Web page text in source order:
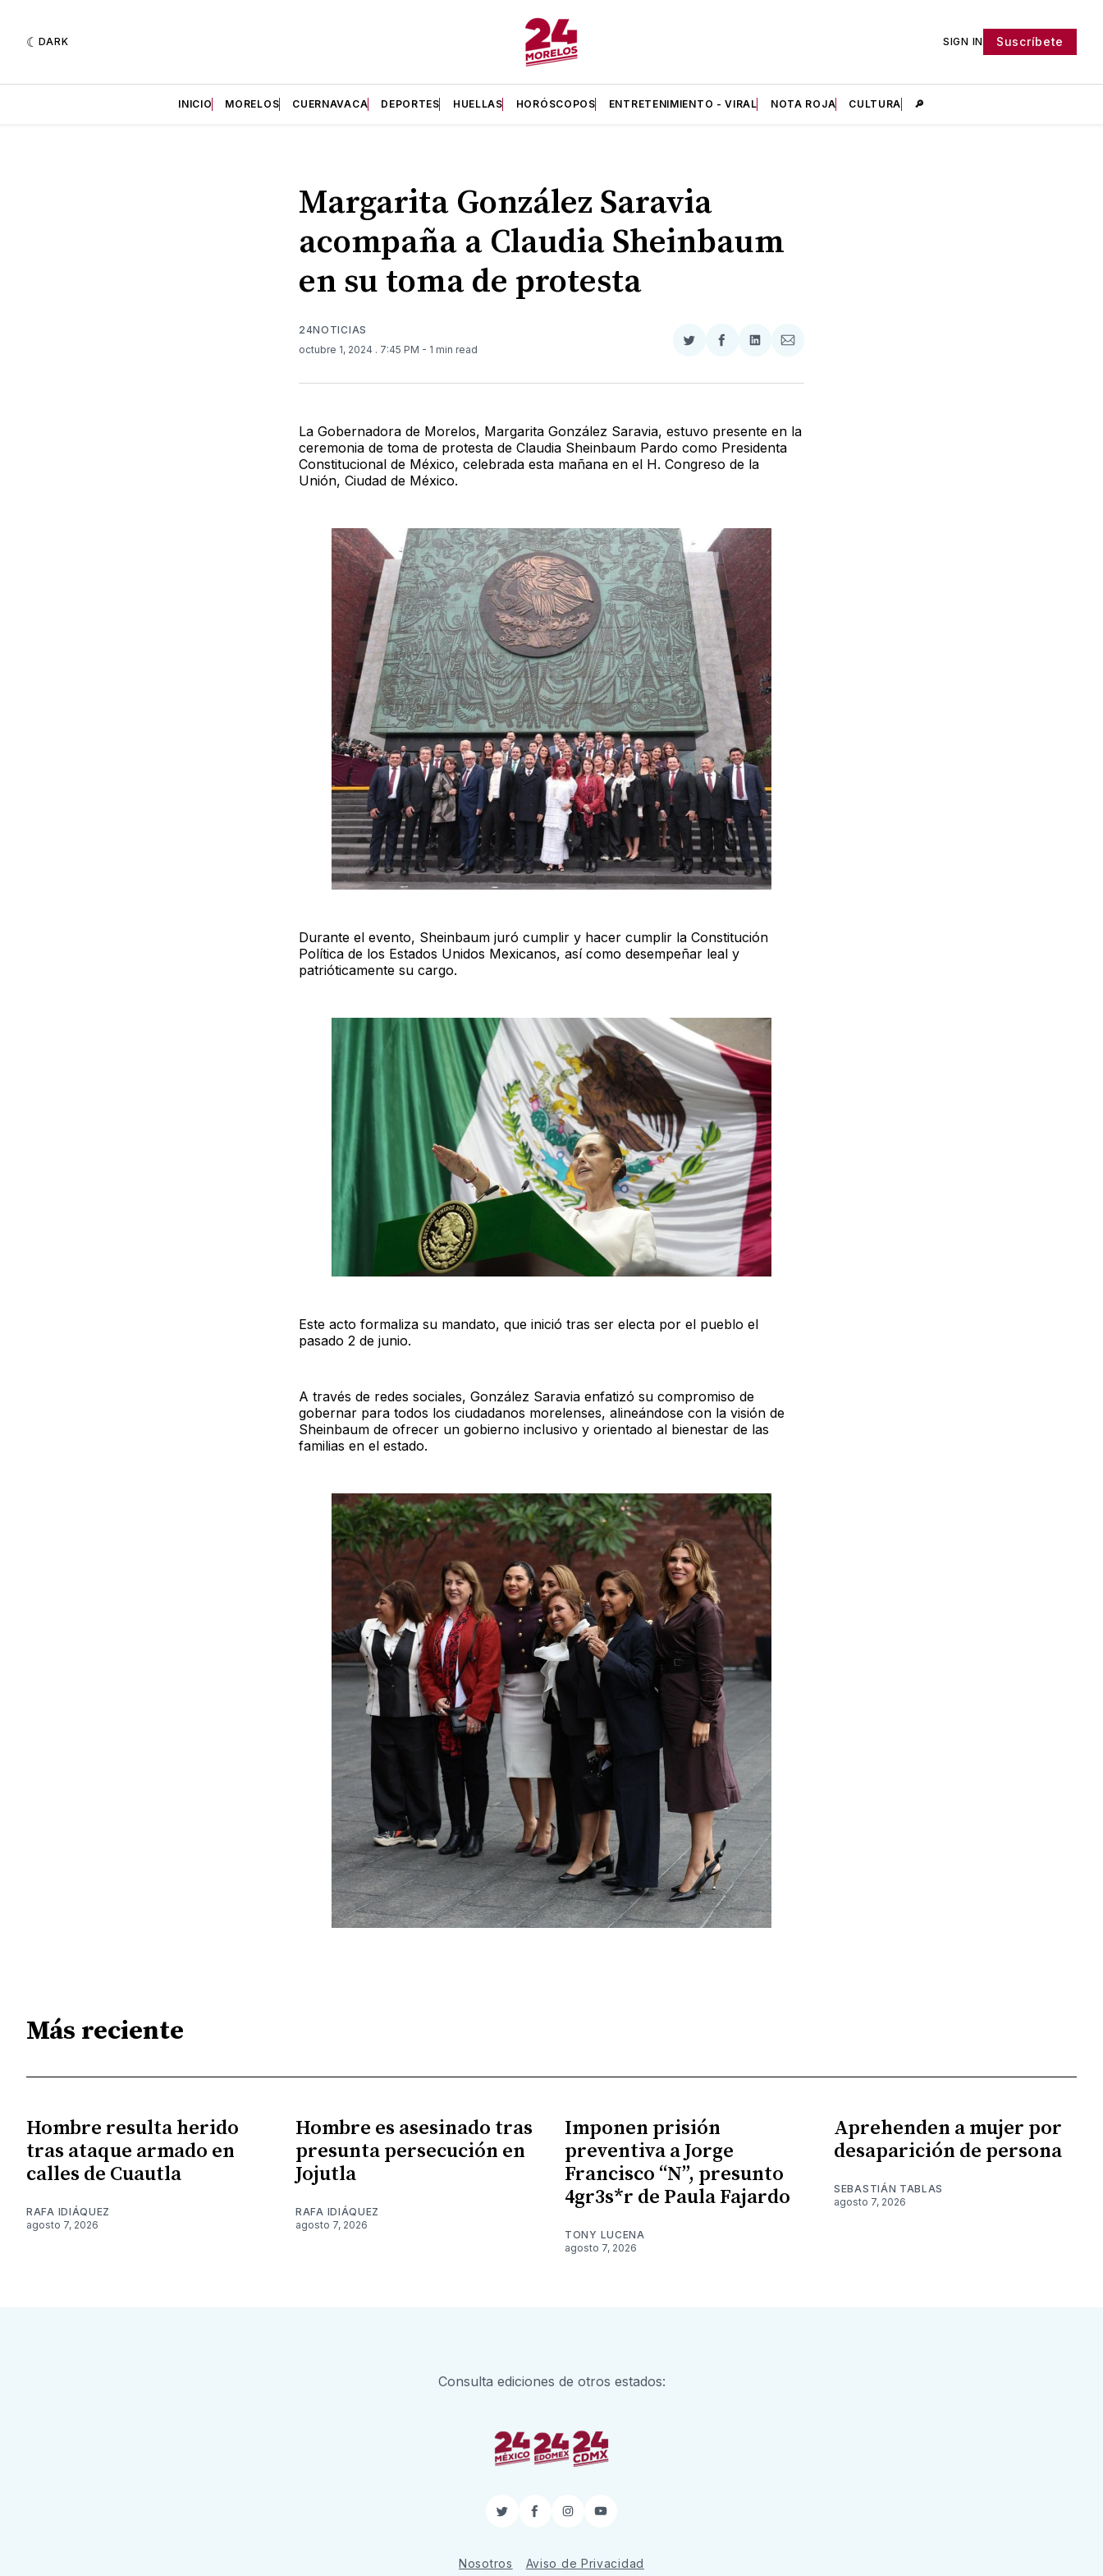
DARK SIGN IN Suscríbete
INICIO MORELOS CUERNAVACA DEPORTES HUELLAS HORÓSCOPOS ENTRETENIMIENTO - VIRAL NOTA ROJA CULTURA 🔎
Margarita González Saravia
acompaña a Claudia Sheinbaum
en su toma de protesta
24NOTICIAS
octubre 1, 2024 . 7:45 PM - 1 min read
Compartir
Twitter
Compartir
Facebook
Compartir
LinkedIn
Compartir
Email
La Gobernadora de Morelos, Margarita González Saravia, estuvo presente en la
ceremonia de toma de protesta de Claudia Sheinbaum Pardo como Presidenta
Constitucional de México, celebrada esta mañana en el H. Congreso de la
Unión, Ciudad de México.
Durante el evento, Sheinbaum juró cumplir y hacer cumplir la Constitución
Política de los Estados Unidos Mexicanos, así como desempeñar leal y
patrióticamente su cargo.
Este acto formaliza su mandato, que inició tras ser electa por el pueblo el
pasado 2 de junio.
A través de redes sociales, González Saravia enfatizó su compromiso de
gobernar para todos los ciudadanos morelenses, alineándose con la visión de
Sheinbaum de ofrecer un gobierno inclusivo y orientado al bienestar de las
familias en el estado.
Más reciente
Hombre resulta herido
tras ataque armado en
calles de Cuautla
RAFA IDIÁQUEZ
agosto 7, 2026
Hombre es asesinado tras
presunta persecución en
Jojutla
RAFA IDIÁQUEZ
agosto 7, 2026
Imponen prisión
preventiva a Jorge
Francisco “N”, presunto
4gr3s*r de Paula Fajardo
TONY LUCENA
agosto 7, 2026
Aprehenden a mujer por
desaparición de persona
SEBASTIÁN TABLAS
agosto 7, 2026
Consulta ediciones de otros estados:
TwitterFacebook
InstagramYouTube
Nosotros Aviso de Privacidad